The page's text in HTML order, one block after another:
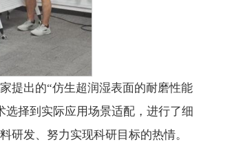
提出的“仿生超润湿表面的耐磨性能
择到实际应用场景适配，进行了细
研发、努力实现科研目标的热情。